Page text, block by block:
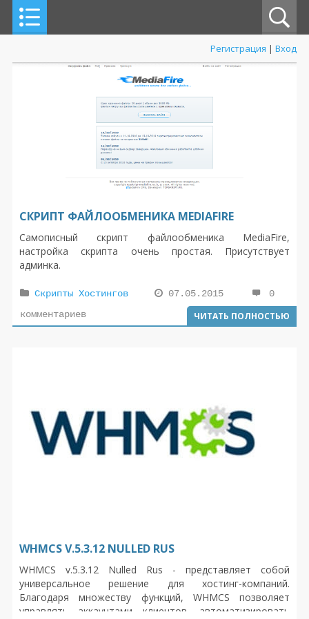
Регистрация | Вход
СКРИПТ ФАЙЛООБМЕНИКА MEDIAFIRE
Самописный скрипт файлообменика MediaFire,
настройка скрипта очень простая. Присутствует
админка.
Скрипты Хостингов 07.05.2015
0
комментариев
ЧИТАТЬ ПОЛНОСТЬЮ
WHMCS V.5.3.12 NULLED RUS
WHMCS v.5.3.12 Nulled Rus - представляет собой
универсальное решение для хостинг-компаний.
Благодаря множеству функций, WHMCS позволяет
управлять аккаунтами клиентов, автоматизировать